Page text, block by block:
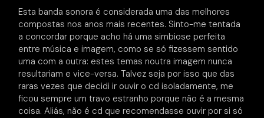
Esta banda sonora é considerada uma das melhores
compostas nos anos mais recentes. Sinto-me tentada
a concordar porque acho há uma simbiose perfeita
entre música e imagem, como se só fizessem sentido
uma com a outra: estes temas noutra imagem nunca
resultariam e vice-versa. Talvez seja por isso que das
raras vezes que decidi ir ouvir o cd isoladamente, me
ficou sempre um travo estranho porque não é a mesma
coisa. Aliás, não é cd que recomendasse ouvir por si só